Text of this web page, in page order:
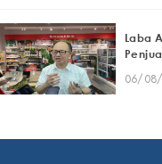
Laba
06/08/